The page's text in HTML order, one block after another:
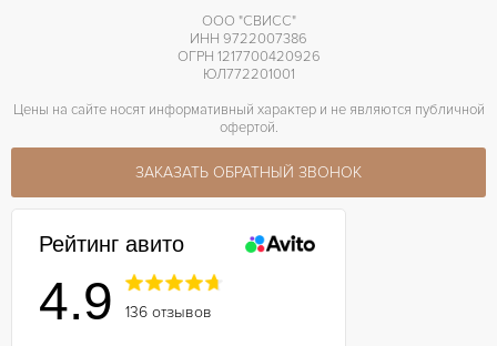
ООО "СВИСС"
ИНН 9722007386
ОГРН 1217700420926
ЮЛ772201001
Цены на сайте носят информативный характер и не являются публичной
офертой.
ЗАКАЗАТЬ ОБРАТНЫЙ ЗВОНОК
Рейтинг авито
4.9 136 отзывов